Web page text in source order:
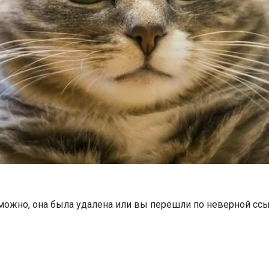
она была удалена или вы перешли по неверной